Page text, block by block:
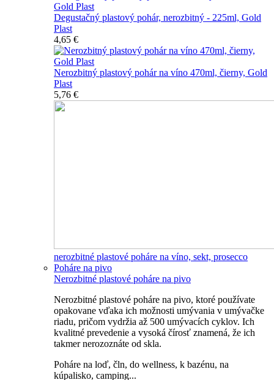
Degustačný plastový pohár, nerozbitný - 225ml, Gold
Plast
4,65 €
Nerozbitný plastový pohár na víno 470ml, čierny, Gold
Plast
5,76 €
nerozbitné plastové poháre na víno, sekt, prosecco
Poháre na pivo
Nerozbitné plastové poháre na pivo
Nerozbitné plastové poháre na pivo, ktoré používate
opakovane vďaka ich možnosti umývania v umývačke
riadu, pričom vydržia až 500 umývacích cyklov. Ich
kvalitné prevedenie a vysoká čírosť znamená, že ich
takmer nerozoznáte od skla.
Poháre na loď, čln, do wellness, k bazénu, na
kúpalisko, camping...